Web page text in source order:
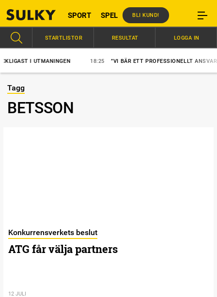
SPORT SPEL BLI KUND!
I UTMANINGEN 18:25 ”VI BÄR ETT PROFESSIONELLT ANSVAR”
STARTLISTOR RESULTAT LOGGA IN
Tagg
BETSSON
Konkurrensverkets beslut
ATG får välja partners
12 JULI